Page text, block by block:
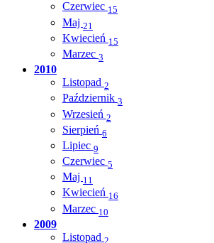
Czerwiec 15
Maj 21
Kwiecień 15
Marzec 3
2010
Listopad 2
Październik 3
Wrzesień 2
Sierpień 6
Lipiec 9
Czerwiec 5
Maj 11
Kwiecień 16
Marzec 10
2009
Listopad 2